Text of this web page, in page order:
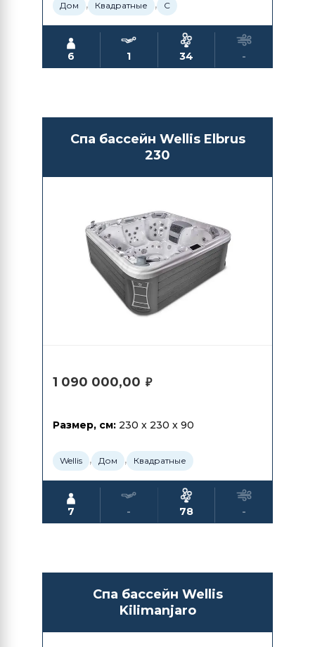
Дом , Квадратные , С
6 1 34 -
Спа бассейн Wellis Elbrus
230
1 090 000,00 ₽
Размер, см: 230 x 230 x 90
Wellis , Дом , Квадратные
7 - 78 -
Спа бассейн Wellis
Kilimanjaro